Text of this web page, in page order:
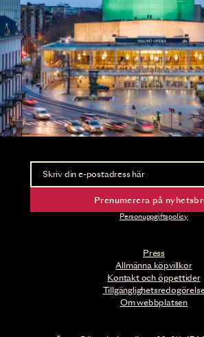
Press
Allmänna köpvillkor
Kontakt och öppettider
Om webbplatsen
Nyhetsbrev
Ta del av förhandsinformation
Prenumerera på
Personuppgiftspolicy